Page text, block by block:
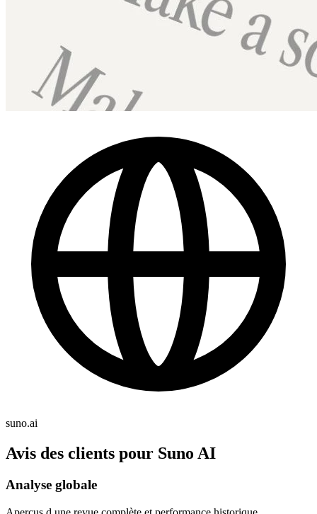
suno.ai
Avis des clients pour Suno AI
Analyse globale